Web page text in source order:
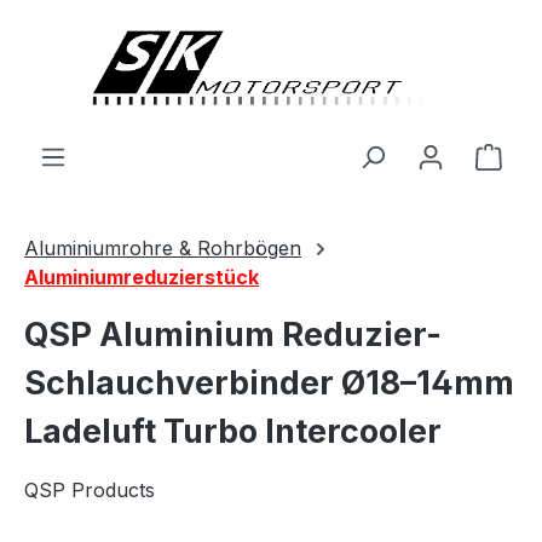
Aluminiumrohre & Rohrbögen
Aluminiumreduzierstück
QSP Aluminium Reduzier-
Schlauchverbinder Ø18–14mm
Ladeluft Turbo Intercooler
QSP Products